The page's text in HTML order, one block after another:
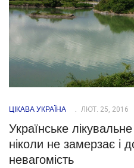
ЦІКАВА УКРАЇНА ЛЮТ. 25, 2016
Українське
ніколи не замерзає і
невагомість